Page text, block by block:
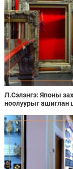
Л.Сэлэнгэ: Японы
ноолуурыг ашиглан